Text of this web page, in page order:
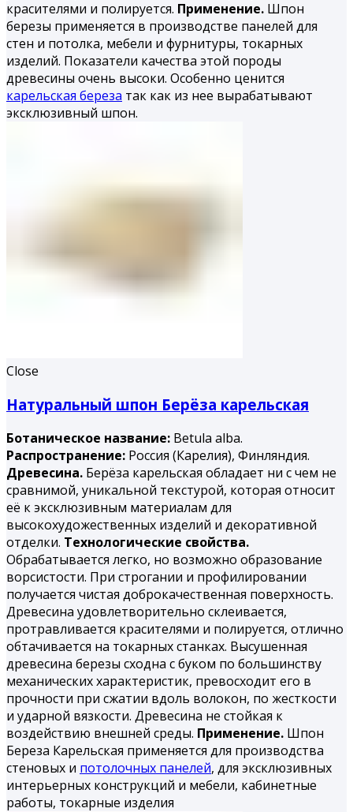
красителями и полируется. Применение. Шпон
березы применяется в производстве панелей для
стен и потолка, мебели и фурнитуры, токарных
изделий. Показатели качества этой породы
древесины очень высоки. Особенно ценится
карельская береза так как из нее вырабатывают
эксклюзивный шпон.
Close
Натуральный шпон Берёза карельская
Ботаническое название: Betula alba.
Распространение: Россия (Карелия), Финляндия.
Древесина. Берёза карельская обладает ни с чем не
сравнимой, уникальной текстурой, которая относит
её к эксклюзивным материалам для
высокохудожественных изделий и декоративной
отделки. Технологические свойства.
Обрабатывается легко, но воз­можно образование
ворсистости. При строгании и профилиро­вании
получается чистая доброкачественная поверхность.
Дре­весина удовлетворительно склеивается,
протравливается кра­сителями и полируется, отлично
обтачивается на токарных станках. Высушенная
древесина березы сходна с буком по большинству
механических характеристик, превосходит его в
прочности при сжатии вдоль волокон, по жесткости
и удар­ной вязкости. Древесина не стойкая к
воздействию внешней среды. Применение. Шпон
Береза Карельская применяется для производства
стеновых и потолочных панелей, для эксклюзивных
интерьерных конструкций и мебели, кабинетные
работы, токарные из­делия